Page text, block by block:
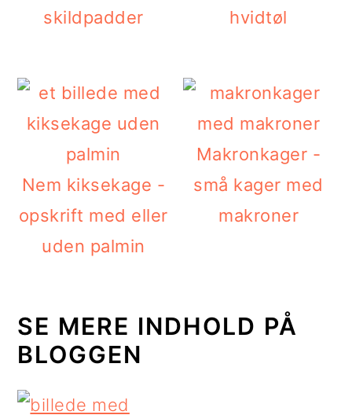
skildpadder hvidtøl
Nem kiksekage -
opskrift med eller
uden palmin
Makronkager -
små kager med
makroner
SE MERE INDHOLD PÅ
BLOGGEN